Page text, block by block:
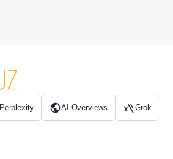
Perplexity AI Overviews Grok